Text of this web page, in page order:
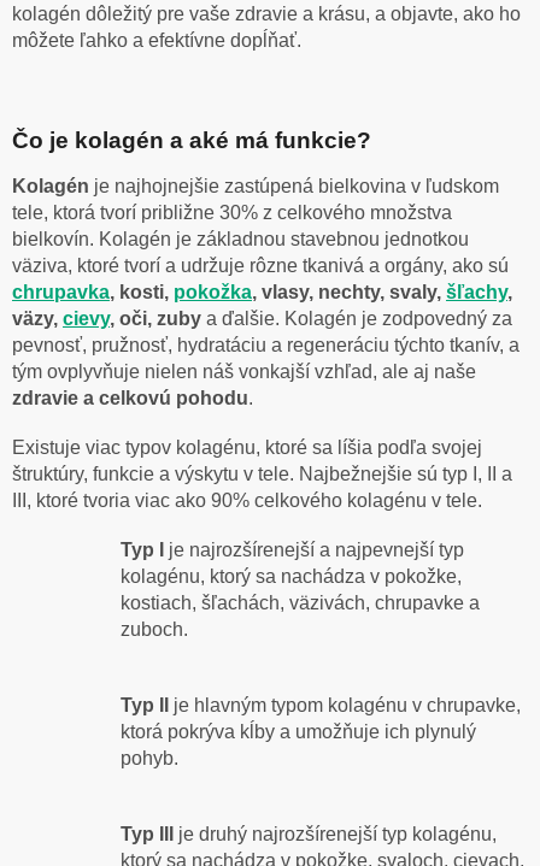
kolagén dôležitý pre vaše zdravie a krásu, a objavte, ako ho
môžete ľahko a efektívne dopĺňať.
Čo je kolagén a aké má funkcie?
Kolagén je najhojnejšie zastúpená bielkovina v ľudskom
tele, ktorá tvorí približne 30% z celkového množstva
bielkovín. Kolagén je základnou stavebnou jednotkou
väziva, ktoré tvorí a udržuje rôzne tkanivá a orgány, ako sú
chrupavka, kosti, pokožka, vlasy, nechty, svaly, šľachy,
väzy, cievy, oči, zuby a ďalšie. Kolagén je zodpovedný za
pevnosť, pružnosť, hydratáciu a regeneráciu týchto tkanív, a
tým ovplyvňuje nielen náš vonkajší vzhľad, ale aj naše
zdravie a celkovú pohodu.
Existuje viac typov kolagénu, ktoré sa líšia podľa svojej
štruktúry, funkcie a výskytu v tele. Najbežnejšie sú typ I, II a
III, ktoré tvoria viac ako 90% celkového kolagénu v tele.
Typ I
je najrozšírenejší a najpevnejší typ
kolagénu, ktorý sa nachádza v pokožke,
kostiach, šľachách, väzivách, chrupavke a
zuboch.
Typ II
je hlavným typom kolagénu v chrupavke,
ktorá pokrýva kĺby a umožňuje ich plynulý
pohyb.
Typ III
je druhý najrozšírenejší typ kolagénu,
ktorý sa nachádza v pokožke, svaloch, cievach,